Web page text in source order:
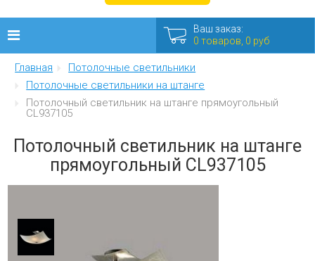
Люстры
Бра
Интерьерные
Уличные
Еще
Ваш заказ:
0 товаров, 0 руб
Главная
Потолочные светильники
Потолочные светильники на штанге
Потолочный светильник на штанге прямоугольный
CL937105
Потолочный светильник на штанге
прямоугольный CL937105